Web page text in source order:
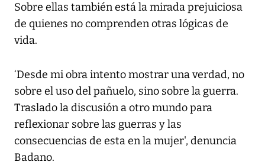
Sobre ellas también está la mirada prejuiciosa
de quienes no comprenden otras lógicas de
vida.
‘Desde mi obra intento mostrar una verdad, no
sobre el uso del pañuelo, sino sobre la guerra.
Traslado la discusión a otro mundo para
reflexionar sobre las guerras y las
consecuencias de esta en la mujer', denuncia
Badano.